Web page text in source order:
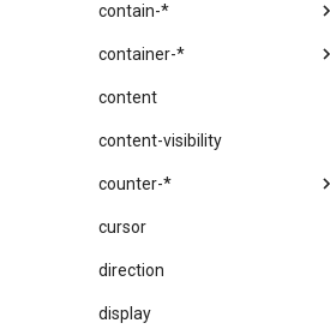
contain-*
container-*
content
content-visibility
counter-*
cursor
direction
display